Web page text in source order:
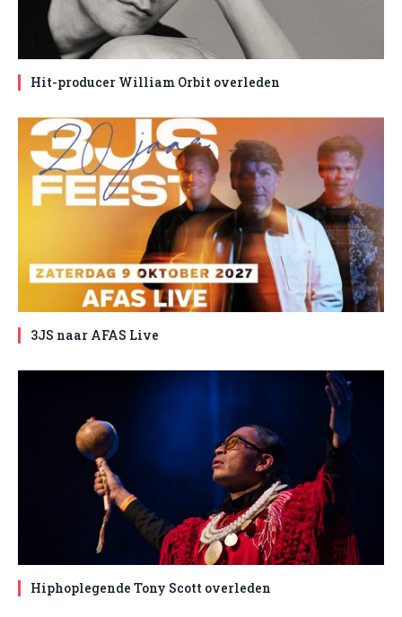
Hit-producer William Orbit overleden
3JS naar AFAS Live
Hiphoplegende Tony Scott overleden